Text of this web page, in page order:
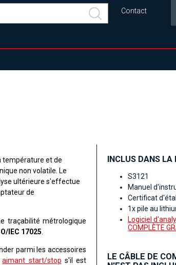
Contact
température et de
non volatile. Le
ultérieure s'effectue
de
traçabilité métrologique
IEC 17025
parmi les accessoires
aimant start/stop s'il est
INCLUS DANS LA
S3121
Manuel
Certificat
1x pile au
Logiciel
COMPLÈTE
LE CÂBLE DE